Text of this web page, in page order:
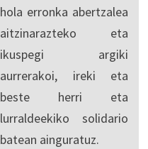
hola erronka abertzalea
aitzinarazteko eta
ikuspegi argiki
aurrerakoi, ireki eta
beste herri eta
lurraldeekiko solidario
batean ainguratuz.